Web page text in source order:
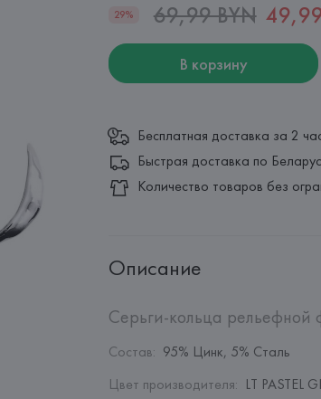
29% 69,99 BYN
В корзину
Бесплатная доставка за 2
Быстрая доставка по
Количество товаров без
Описание
Серьги-кольца
Состав: 95% Цинк, 5% Сталь
Цвет производителя: LT PASTEL